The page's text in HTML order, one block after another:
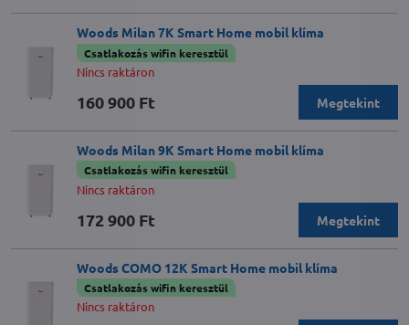
Woods Milan 7K Smart Home mobil klíma
Csatlakozás wifin keresztül
Nincs raktáron
160 900 Ft Megtekint
Woods Milan 9K Smart Home mobil klíma
Csatlakozás wifin keresztül
Nincs raktáron
172 900 Ft Megtekint
Woods COMO 12K Smart Home mobil klíma
Csatlakozás wifin keresztül
Nincs raktáron